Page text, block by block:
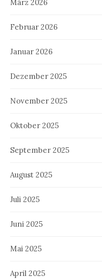
März 2026
Februar 2026
Januar 2026
Dezember 2025
November 2025
Oktober 2025
September 2025
August 2025
Juli 2025
Juni 2025
Mai 2025
April 2025